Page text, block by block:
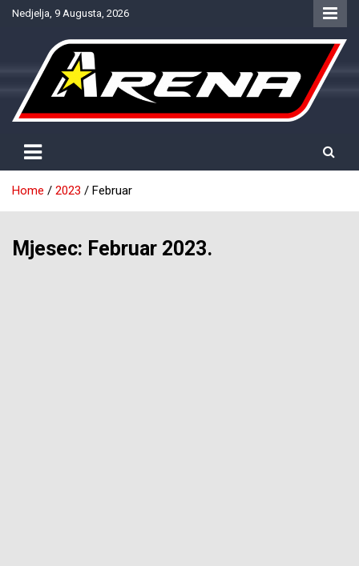
SkipNedjelja, 9 Augusta, 2026
NTV Arena
Home 2023 Februar
Mjesec: Februar 2023.